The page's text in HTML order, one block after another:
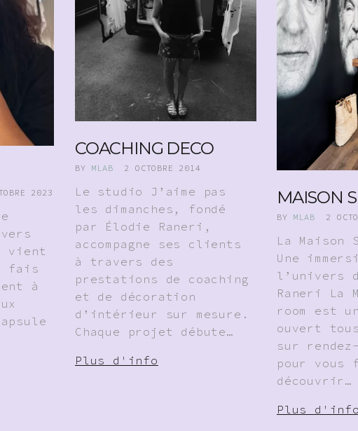
2023
vient
fais
à
COACHING DECO
BY MLAB 2 OCTOBRE 2014
Le studio J’aime pas
les dimanches, fondé
par Élodie Raneri,
accompagne ses clients
à travers des
prestations de coaching
et de décoration
d’intérieur sur mesure.
Chaque projet débute…
Plus d'info
MAISON
BY MLAB 2
La Maison
Une
l’univers
Raneri La
room est
ouvert
sur
pour vous
découvrir…
Plus d'info